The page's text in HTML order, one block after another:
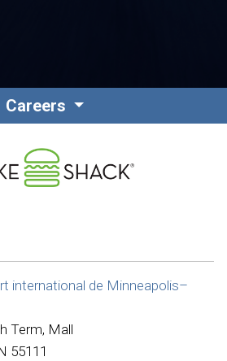
du Nord
Careers
international de Minneapolis–
Term, Mall
55111